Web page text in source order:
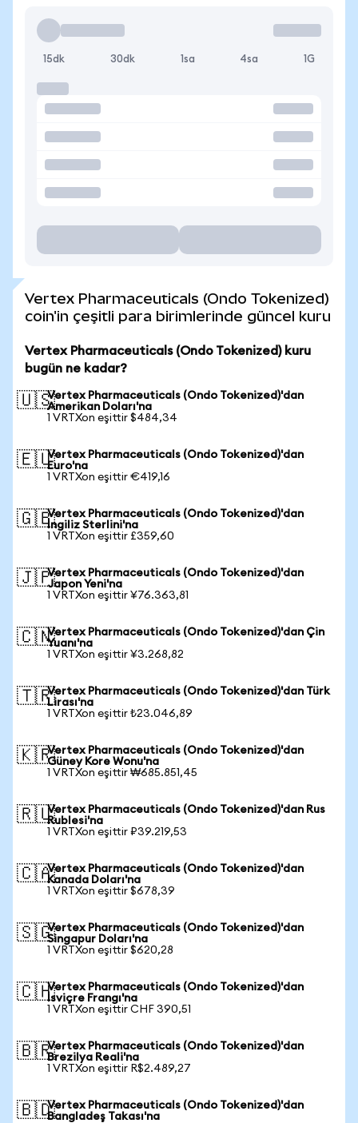
15dk 30dk 1sa 4sa 1G
Vertex Pharmaceuticals (Ondo Tokenized)
coin'in çeşitli para birimlerinde güncel kuru
Vertex Pharmaceuticals (Ondo Tokenized) kuru
bugün ne kadar?
🇺🇸Vertex Pharmaceuticals (Ondo Tokenized)'dan
Amerikan Doları'na
1 VRTXon eşittir $484,34
🇪🇺Vertex Pharmaceuticals (Ondo Tokenized)'dan
Euro'na
1 VRTXon eşittir €419,16
🇬🇧Vertex Pharmaceuticals (Ondo Tokenized)'dan
İngiliz Sterlini'na
1 VRTXon eşittir £359,60
🇯🇵Vertex Pharmaceuticals (Ondo Tokenized)'dan
Japon Yeni'na
1 VRTXon eşittir ¥76.363,81
🇨🇳Vertex Pharmaceuticals (Ondo Tokenized)'dan Çin
Yuanı'na
1 VRTXon eşittir ¥3.268,82
🇹🇷Vertex Pharmaceuticals (Ondo Tokenized)'dan Türk
Lirası'na
1 VRTXon eşittir ₺23.046,89
🇰🇷Vertex Pharmaceuticals (Ondo Tokenized)'dan
Güney Kore Wonu'na
1 VRTXon eşittir ₩685.851,45
🇷🇺Vertex Pharmaceuticals (Ondo Tokenized)'dan Rus
Rublesi'na
1 VRTXon eşittir ₽39.219,53
🇨🇦Vertex Pharmaceuticals (Ondo Tokenized)'dan
Kanada Doları'na
1 VRTXon eşittir $678,39
🇸🇬Vertex Pharmaceuticals (Ondo Tokenized)'dan
Singapur Doları'na
1 VRTXon eşittir $620,28
🇨🇭Vertex Pharmaceuticals (Ondo Tokenized)'dan
İsviçre Frangı'na
1 VRTXon eşittir CHF 390,51
🇧🇷Vertex Pharmaceuticals (Ondo Tokenized)'dan
Brezilya Reali'na
1 VRTXon eşittir R$2.489,27
🇧🇩Vertex Pharmaceuticals (Ondo Tokenized)'dan
Bangladeş Takası'na